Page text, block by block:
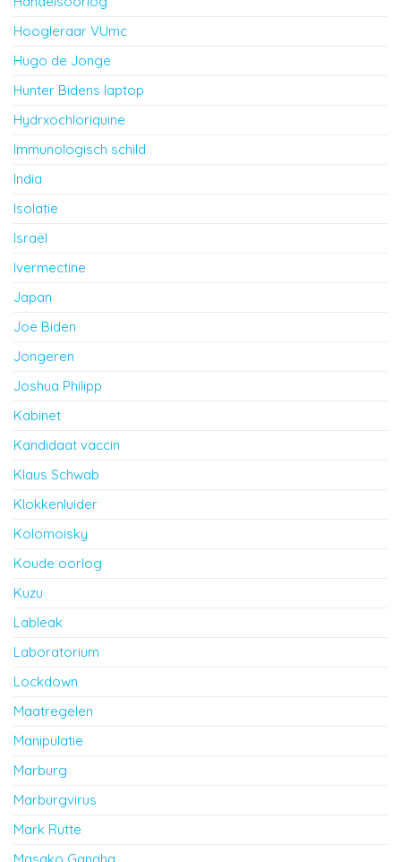
Hoogleraar VUmc
Hugo de Jonge
Hunter Bidens laptop
Hydrxochloriquine
Immunologisch schild
India
Isolatie
Israël
Ivermectine
Japan
Joe Biden
Jongeren
Joshua Philipp
Kabinet
Kandidaat vaccin
Klaus Schwab
Klokkenluider
Kolomoisky
Koude oorlog
Kuzu
Lableak
Laboratorium
Lockdown
Maatregelen
Manipulatie
Marburg
Marburgvirus
Mark Rutte